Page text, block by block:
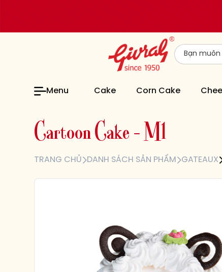
Menu Cake Corn Cake
Cartoon Cake – M 1
TRANG CHỦ DANH SÁCH SẢN PHẨM GATEAUX